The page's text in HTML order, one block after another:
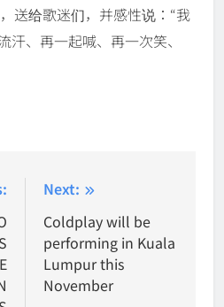
送给歌迷们，并感性说：“我
、再一起喊、再一次笑、
Next:
Coldplay will be
performing in Kuala
Lumpur this
November